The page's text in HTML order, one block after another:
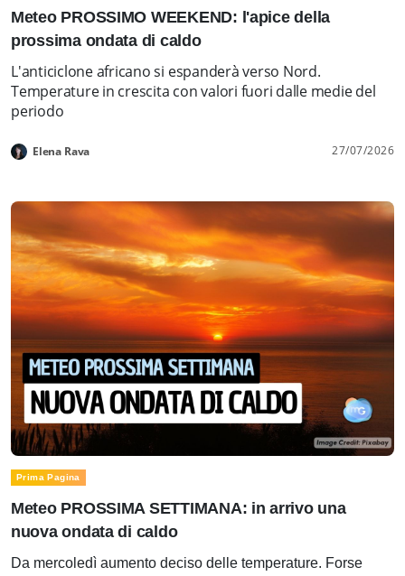
Meteo PROSSIMO WEEKEND: l'apice della
prossima ondata di caldo
L'anticiclone africano si espanderà verso Nord.
Temperature in crescita con valori fuori dalle medie del
periodo
Elena Rava 27/07/2026
Prima Pagina
Meteo PROSSIMA SETTIMANA: in arrivo una
nuova ondata di caldo
Da mercoledì aumento deciso delle temperature. Forse